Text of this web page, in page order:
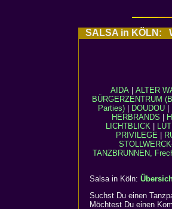
SALSA in KÖLN:
AIDA| ALTER
BÜRGERZENTRUM
Parties)| DOUDOU|
HERBRANDS
LICHTBLICK
PRIVILEGE|
TANZBRUNNEN,
Salsa in Köln:
Suchst Du einen
Möchtest Du einen